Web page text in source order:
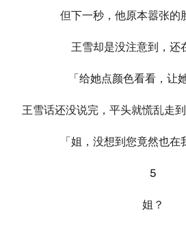
但下一秒，他原本嚣张的
王雪却是没注意到，还
「给她点颜色看看，让
王雪话还没说完，平头就慌乱走
「姐，没想到您竟然也在
5
姐？